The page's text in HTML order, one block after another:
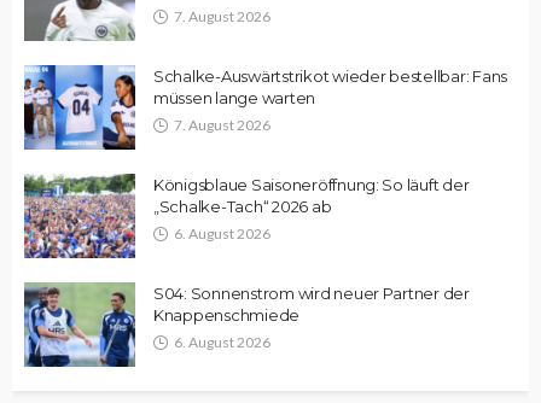
7. August 2026
Schalke-Auswärtstrikot wieder bestellbar: Fans
müssen lange warten
7. August 2026
Königsblaue Saisoneröffnung: So läuft der
„Schalke-Tach“ 2026 ab
6. August 2026
S04: Sonnenstrom wird neuer Partner der
Knappenschmiede
6. August 2026